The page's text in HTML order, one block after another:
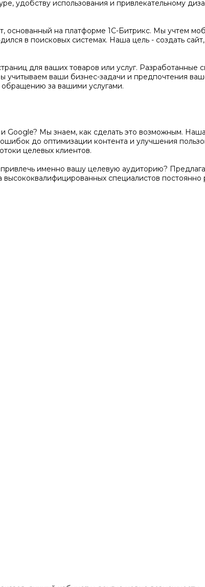
удобству использования и привлекательному
на платформе 1С-Битрикс. Мы учтем
в поисковых системах. Наша цель - создать
для ваших товаров или услуг. Разработанные
учитываем ваши бизнес-задачи и предпочтения
за вашими услугами.
Google? Мы знаем, как сделать это возможным.
до оптимизации контента и улучшения
целевых клиентов.
именно вашу целевую аудиторию?
специалистов постоянно